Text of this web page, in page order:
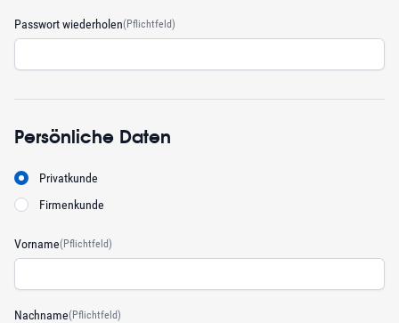
Passwort wiederholen(Pflichtfeld)
Persönliche Daten
Privatkunde
Firmenkunde
Vorname(Pflichtfeld)
Nachname(Pflichtfeld)